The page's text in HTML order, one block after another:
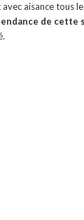
aisance tous
de cette